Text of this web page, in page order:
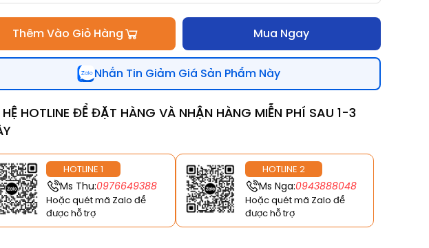
Thêm Vào Giỏ Hàng Mua Ngay
Nhắn Tin Giảm Giá Sản Phẩm Này
HỆ HOTLINE ĐỂ ĐẶT HÀNG VÀ NHẬN HÀNG MIỄN PHÍ SAU 1-3
HOTLINE 1
Ms Thu:0976649388
Hoặc quét mã Zalo để
được hỗ trợ
HOTLINE 2
Ms Nga:0943888048
Hoặc quét mã Zalo để
được hỗ trợ